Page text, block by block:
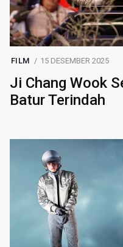
FILM 15 DESEMBER 2025
Ji Chang Wook
Batur Terindah